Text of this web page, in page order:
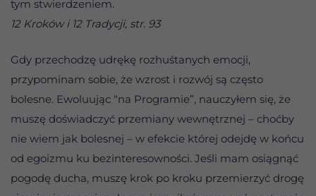
tym stwierdzeniem.
12 Kroków i 12 Tradycji, str. 93
Gdy przechodzę udrękę rozhuśtanych emocji,
przypominam sobie, że wzrost i rozwój są często
bolesne. Ewoluując “na Programie”, nauczyłem się, że
muszę doświadczyć przemiany wewnętrznej – choćby
nie wiem jak bolesnej – w efekcie której odejdę w końcu
od egoizmu ku bezinteresowności. Jeśli mam osiągnąć
pogodę ducha, muszę krok po kroku przemierzyć drogę